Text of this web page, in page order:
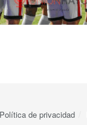
Política de privacidad